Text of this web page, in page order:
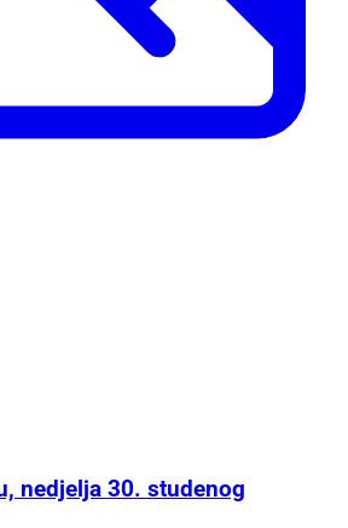
nedjelja 30. studenog